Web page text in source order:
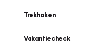
Trekhaken
Vakantiecheck